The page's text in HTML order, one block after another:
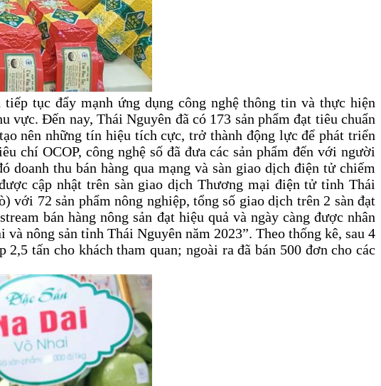
tục đẩy mạnh ứng dụng công nghệ thông tin và thực hiện
vực. Đến nay, Thái Nguyên đã có 173 sản phẩm đạt tiêu chuẩn
nên những tín hiệu tích cực, trở thành động lực để phát triển
chí OCOP, công nghệ số đã đưa các sản phẩm đến với người
doanh thu bán hàng qua mạng và sàn giao dịch điện tử chiếm
cập nhật trên sàn giao dịch Thương mại điện tử tỉnh Thái
72 sản phẩm nông nghiệp, tổng số giao dịch trên 2 sàn đạt
bán hàng nông sản đạt hiệu quả và ngày càng được nhân
nông sản tỉnh Thái Nguyên năm 2023”. Theo thống kê, sau 4
tấn cho khách tham quan; ngoài ra đã bán 500 đơn cho các